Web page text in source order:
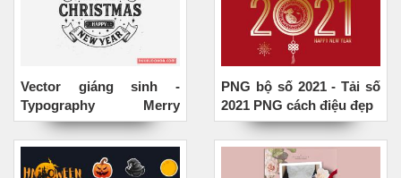
Vector giáng sinh -
Typography Merry
Christmas black
PNG bộ số 2021 - Tải số
2021 PNG cách điệu đẹp